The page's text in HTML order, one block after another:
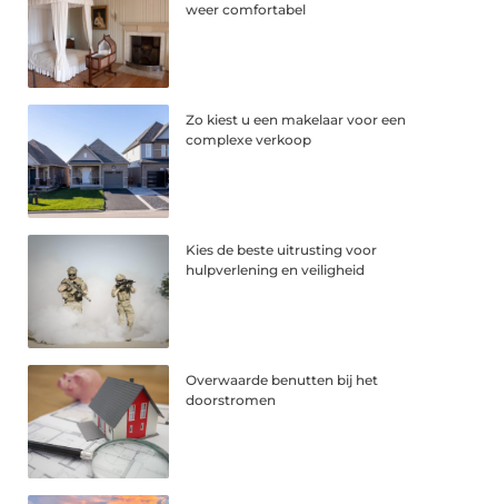
weer comfortabel
Zo kiest u een makelaar voor een
complexe verkoop
Kies de beste uitrusting voor
hulpverlening en veiligheid
Overwaarde benutten bij het
doorstromen